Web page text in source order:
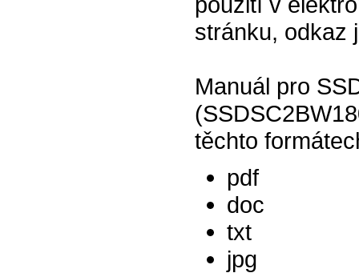
stránku, odkaz
Manuál pro
těchto
pdf
doc
txt
jpg